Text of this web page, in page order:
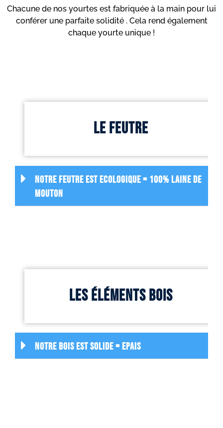
Chacune de nos yourtes est fabriquée à la main pour lui
conférer une parfaite solidité . Cela rend également
chaque yourte unique !
Le feutre
Notre feutre EST ECOLOGIQUE = 100% LAINE DE
MOUTON
Les éléments bois
Notre bois EST SOLIDE = EPAIS